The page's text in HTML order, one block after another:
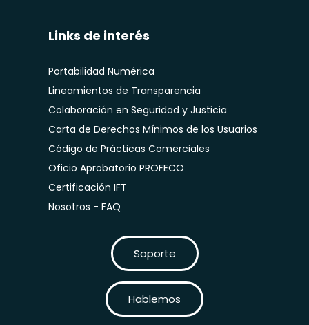
Links de interés
Portabilidad Numérica
Lineamientos de Transparencia
Colaboración en Seguridad y Justicia
Carta de Derechos Mínimos de los Usuarios
Código de Prácticas Comerciales
Oficio Aprobatorio PROFECO
Certificación IFT
Nosotros - FAQ
Soporte
Hablemos